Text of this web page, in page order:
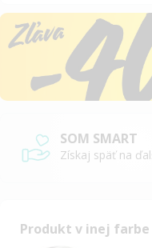
SOM SMART
Získaj späť na
Produkt v inej farbe